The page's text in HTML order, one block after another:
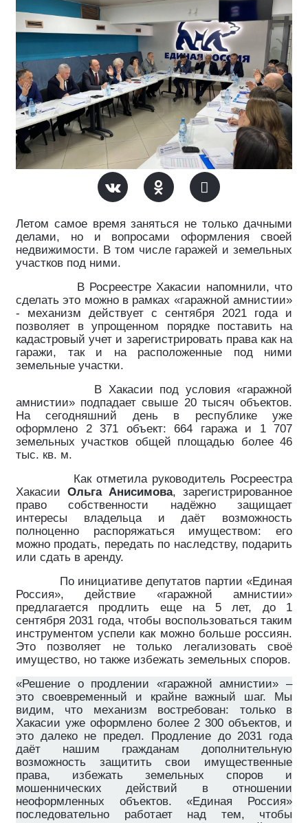
Летом самое время заняться не только дачными
делами, но и вопросами оформления своей
недвижимости. В том числе гаражей и земельных
участков под ними.
В Росреестре Хакасии напомнили, что
сделать это можно в рамках «гаражной амнистии»
- механизм действует с сентября 2021 года и
позволяет в упрощенном порядке поставить на
кадастровый учет и зарегистрировать права как на
гаражи, так и на расположенные под ними
земельные участки.
В Хакасии под условия «гаражной
амнистии» подпадает свыше 20 тысяч объектов.
На сегодняшний день в республике уже
оформлено 2 371 объект: 664 гаража и 1 707
земельных участков общей площадью более 46
тыс. кв. м.
Как отметила руководитель Росреестра
Хакасии Ольга Анисимова, зарегистрированное
право собственности надёжно защищает
интересы владельца и даёт возможность
полноценно распоряжаться имуществом: его
можно продать, передать по наследству, подарить
или сдать в аренду.
По инициативе депутатов партии «Единая
Россия», действие «гаражной амнистии»
предлагается продлить еще на 5 лет, до 1
сентября 2031 года, чтобы воспользоваться таким
инструментом успели как можно больше россиян.
Это позволяет не только легализовать своё
имущество, но также избежать земельных споров.
«Решение о продлении «гаражной амнистии» –
это своевременный и крайне важный шаг. Мы
видим, что механизм востребован: только в
Хакасии уже оформлено более 2 300 объектов, и
это далеко не предел. Продление до 2031 года
даёт нашим гражданам дополнительную
возможность защитить свои имущественные
права, избежать земельных споров и
мошеннических действий в отношении
неоформленных объектов. «Единая Россия»
последовательно работает над тем, чтобы